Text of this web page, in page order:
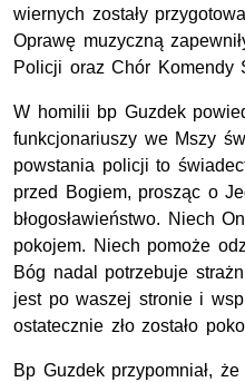
wiernych zostały
Oprawę muzyczną
Policji oraz Chór Komendy
W homilii bp Guzdek
funkcjonariuszy we Mszy
powstania policji to
przed Bogiem, prosząc o
błogosławieństwo. Niech
pokojem. Niech pomoże
Bóg nadal potrzebuje
jest po waszej stronie i
ostatecznie zło zostało
Bp Guzdek przypomniał,